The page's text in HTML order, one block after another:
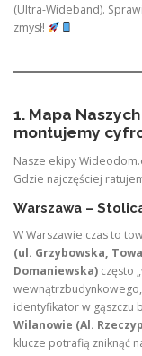
(Ultra-Wideband).
zmysł!
1. Mapa
montujemy
Nasze ekipy
Gdzie najczęściej
Warszawa –
W Warszawie czas to
(ul. Grzybowska,
Domaniewska) często
identyfikator w gąszczu
Wilanowie (Al.
klucze potrafią zniknąć